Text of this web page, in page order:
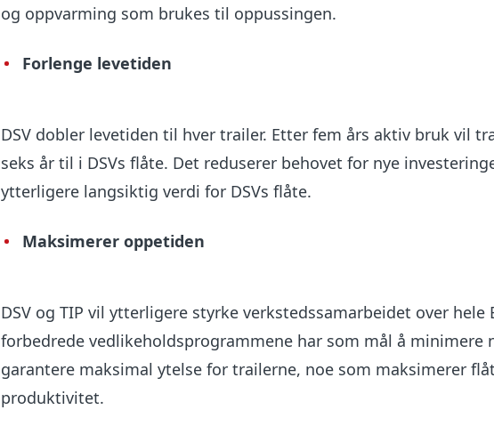
og oppvarming som brukes til oppussingen.
Forlenge levetiden
DSV dobler levetiden til hver trailer. Etter fem års aktiv bruk vil
seks år til i DSVs flåte. Det reduserer behovet for nye
ytterligere langsiktig verdi for DSVs flåte.
Maksimerer oppetiden
DSV og TIP vil ytterligere styrke verkstedssamarbeidet over hele
forbedrede vedlikeholdsprogrammene har som mål å minimere
garantere maksimal ytelse for trailerne, noe som maksimerer
produktivitet.